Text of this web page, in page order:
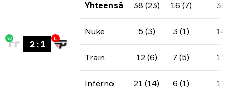
W
2: 1
L
Yhteensä 38 (23) 16 (7) 36
Nuke 5 (3) 3 (1) 14
Train 12 (6) 7 (5) 11
Inferno 21 (14) 6 (1) 11